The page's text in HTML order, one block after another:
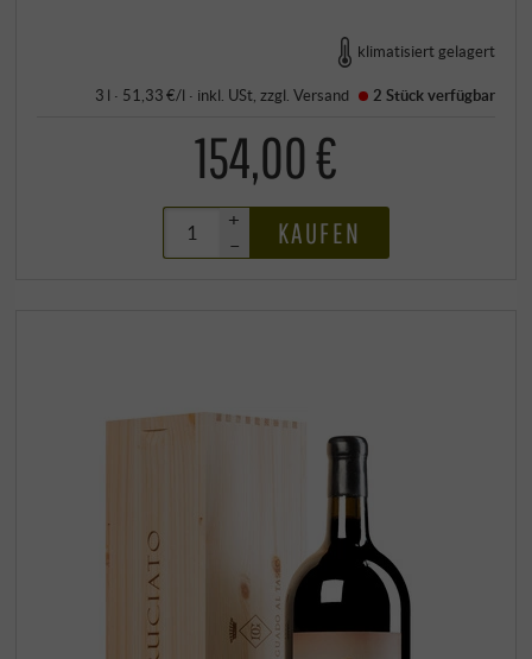
klimatisiert gelagert
3 l · 51,33 €/l · inkl. USt , zzgl.Versand 2 Stückverfügbar
154,00 €
+
–
KAUFEN